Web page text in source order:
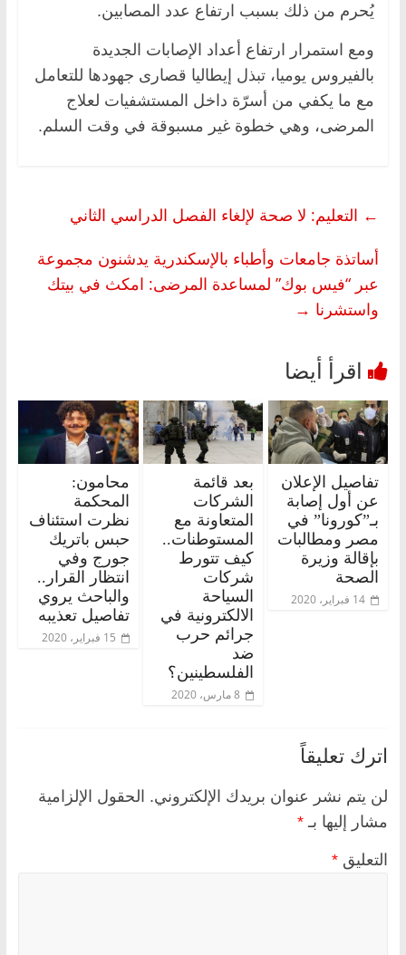
يُحرم من ذلك بسبب ارتفاع عدد المصابين.
ومع استمرار ارتفاع أعداد الإصابات الجديدة
بالفيروس يوميا، تبذل إيطاليا قصارى جهودها للتعامل
مع ما يكفي من أسرّة داخل المستشفيات لعلاج
المرضى، وهي خطوة غير مسبوقة في وقت السلم.
← التعليم: لا صحة لإلغاء الفصل الدراسي الثاني
أساتذة جامعات وأطباء بالإسكندرية يدشنون مجموعة
عبر “فيس بوك” لمساعدة المرضى: امكث في بيتك
واستشرنا →
تفاصيل الإعلان
عن أول إصابة
بـ”كورونا” في
مصر ومطالبات
بإقالة وزيرة
الصحة
14 فبراير، 2020
بعد قائمة
الشركات
المتعاونة مع
المستوطنات..
كيف تتورط
شركات
السياحة
الالكترونية في
جرائم حرب
ضد
الفلسطينين؟
8 مارس، 2020
محامون:
المحكمة
نظرت استئناف
حبس باتريك
جورج وفي
انتظار القرار..
والباحث يروي
تفاصيل تعذيبه
15 فبراير، 2020
اترك تعليقاً
لن يتم نشر عنوان بريدك الإلكتروني. الحقول الإلزامية
مشار إليها بـ *
التعليق *